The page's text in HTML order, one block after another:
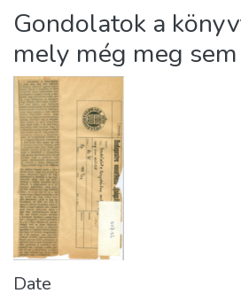
About us
Gondolatok a
mely még meg
Date